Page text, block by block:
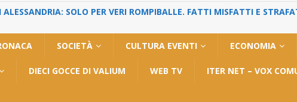
SOLO PER VERI ROMPIBALLE. FATTI MISFATTI E
SOCIETÀ CULTURA EVENTI ECONOMIA
DIECI GOCCE DI VALIUM WEB TV ITER NET – VOX